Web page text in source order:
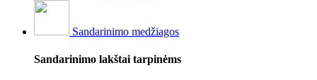
Sandarinimo medžiagos
Sandarinimo lakštai tarpinėms